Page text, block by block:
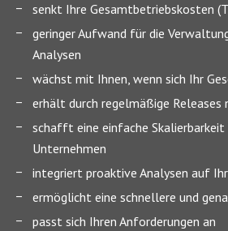
senkt Ihre Gesamtbetriebskosten
geringer Aufwand für die
Analysen
wächst mit Ihnen, wenn sich Ihr
erhält durch regelmäßige Releases
schafft eine einfache
Unternehmen
integriert proaktive Analysen auf
ermöglicht eine schnellere und
passt sich Ihren Anforderungen an